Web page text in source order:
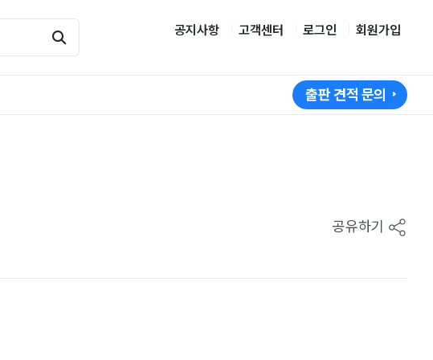
공지사항 고객센터 로그인 회원가입
출판 견적 문의
공유하기